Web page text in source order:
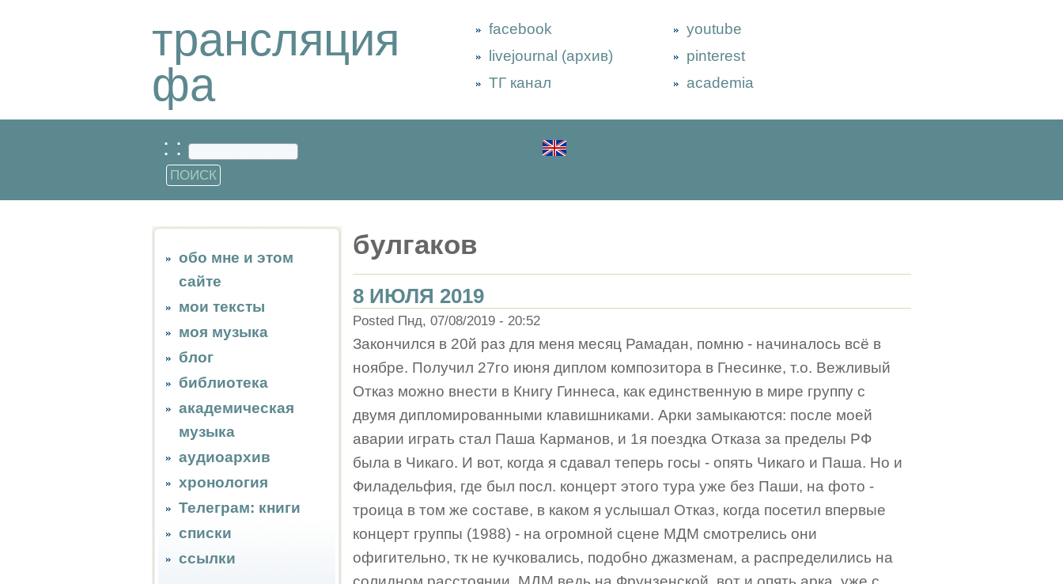
трансляция
фа
facebook
livejournal (архив)
ТГ канал
youtube
pinterest
academia
: :
обо мне и этом
сайте
мои тексты
моя музыка
блог
библиотека
академическая
музыка
аудиоархив
хронология
Телеграм: книги
списки
ссылки
булгаков
8 ИЮЛЯ 2019
Posted Пнд, 07/08/2019 - 20:52
Закончился в 20й раз для меня месяц Рамадан, помню - начиналось всё в
ноябре. Получил 27го июня диплом композитора в Гнесинке, т.о. Вежливый
Отказ можно внести в Книгу Гиннеса, как единственную в мире группу с
двумя дипломированными клавишниками. Арки замыкаются: после моей
аварии играть стал Паша Карманов, и 1я поездка Отказа за пределы РФ
была в Чикаго. И вот, когда я сдавал теперь госы - опять Чикаго и Паша. Но и
Филадельфия, где был посл. концерт этого тура уже без Паши, на фото -
троица в том же составе, в каком я услышал Отказ, когда посетил впервые
концерт группы (1988) - на огромной сцене МДМ смотрелись они
офигительно, тк не кучковались, подобно джазменам, а распределились на